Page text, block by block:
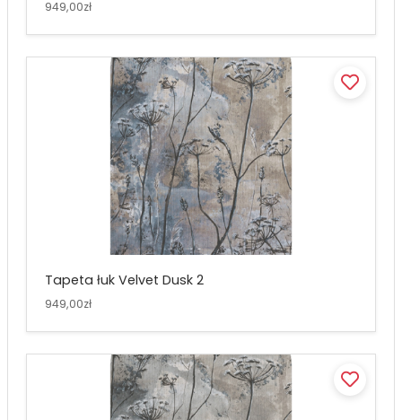
949,00zł
Tapeta łuk Velvet Dusk 2
949,00zł